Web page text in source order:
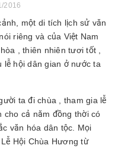
2016
một di tích lịch sử văn
riêng và của Việt Nam
, thiên nhiên tươi tốt ,
lễ hội dân gian ở nước ta
ta đi chùa , tham gia lễ
cho cả năm đồng thời có
văn hóa dân tộc. Mọi
Hội Chùa Hương từ